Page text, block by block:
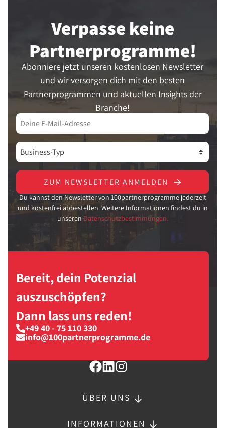
Verpasse keine
Partner­programme!
Abonniere jetzt unseren kostenlosen Newsletter
und wir versorgen dich mit den besten
Partnerprogrammen und aktuellen Insights der
Branche!
ZUM NEWSLETTER ANMELDEN
Du kannst den Newsletter von 100partnerprogramme jederzeit
und kostenfrei abbestellen. Weitere Informationen findest du in
unseren Datenschutzbestimmungen.
Bereit, dein Potenzial
auszuschöpfen?
Dann lass uns reden!
+49 40 - 75 110 330
info@100partnerprogramme.de
ÜBER UNS
INFORMATIONEN